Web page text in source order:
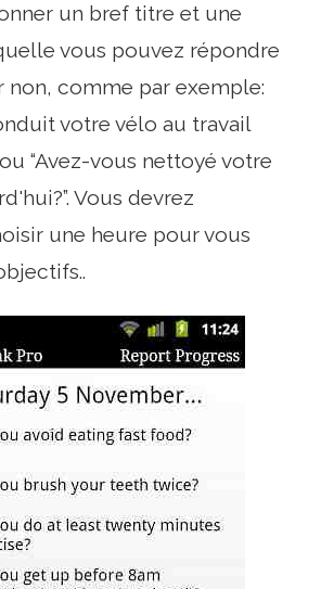
un bref titre et une
vous pouvez répondre
non, comme par exemple:
votre vélo au travail
“Avez-vous nettoyé votre
Vous devrez
une heure pour vous